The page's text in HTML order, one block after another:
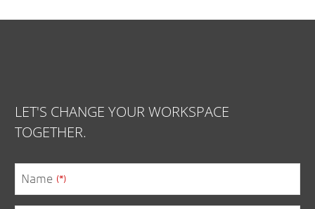
LET'S CHANGE YOUR WORKSPACE
TOGETHER.
Name (*)